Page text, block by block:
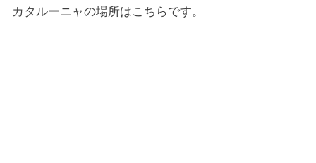
カタルーニャの場所はこちらです。